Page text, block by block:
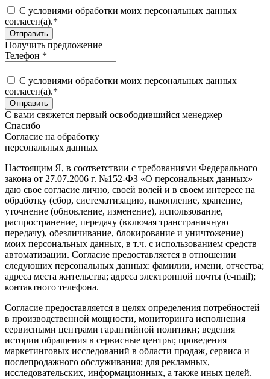
C условиями обработки моих персональных данных
согласен(а).*
Получить предложение
Телефон *
C условиями обработки моих персональных данных
согласен(а).*
С вами свяжется первый освободившийся менеджер
Спасибо
Согласие на обработку
персональных данных
Настоящим Я, в соответствии с требованиями Федерального
закона от 27.07.2006 г. №152-ФЗ «О персональных данных»
даю свое согласие лично, своей волей и в своем интересе на
обработку (сбор, систематизацию, накопление, хранение,
уточнение (обновление, изменение), использование,
распространение, передачу (включая трансграничную
передачу), обезличивание, блокирование и уничтожение)
моих персональных данных, в т.ч. с использованием средств
автоматизации. Согласие предоставляется в отношении
следующих персональных данных: фамилии, имени, отчества;
адреса места жительства; адреса электронной почты (e-mail);
контактного телефона.
Согласие предоставляется в целях определения потребностей
в производственной мощности, мониторинга исполнения
сервисными центрами гарантийной политики; ведения
истории обращения в сервисные центры; проведения
маркетинговых исследований в области продаж, сервиса и
послепродажного обслуживания; для рекламных,
исследовательских, информационных, а также иных целей.